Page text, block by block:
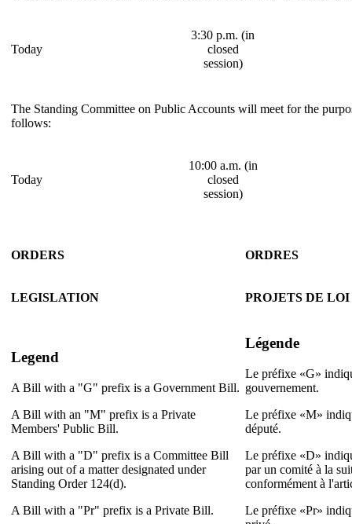
Today
3:30 p.m. (in
closed
session)
The Standing Committee on Public Accounts will meet for the
follows:
Today
10:00 a.m. (in
closed
session)
ORDERS ORDRES
LEGISLATION PROJETS DE LOI
Legend
A Bill with a "G" prefix is a Government Bill.
A Bill with an "M" prefix is a Private
Members' Public Bill.
A Bill with a "D" prefix is a Committee Bill
arising out of a matter designated under
Standing Order 124(d).
A Bill with a "Pr" prefix is a Private Bill.
Légende
Le préfixe «G»
gouvernement.
Le préfixe «M»
député.
Le préfixe «D»
par un comité à la
conformément à
Le préfixe «Pr»